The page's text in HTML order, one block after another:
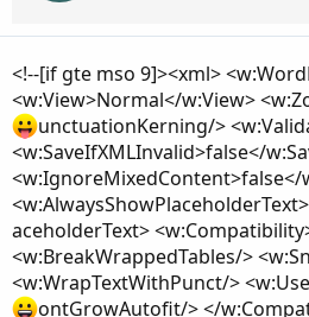
<!--[if gte mso 9]><xml>
<w:View>Normal</w:View>
unctuationKerning/>
<w:SaveIfXMLInvalid>false</
aceholderText>
<w:BreakWrappedTables/>
<w:WrapTextWithPunct/>
ontGrowAutofit/> </